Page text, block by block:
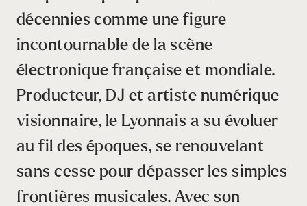
décennies comme une figure
incontournable de la scène
électronique française et mondiale.
Producteur, DJ et artiste numérique
visionnaire, le Lyonnais a su évoluer
au fil des époques, se renouvelant
sans cesse pour dépasser les simples
frontières musicales. Avec son